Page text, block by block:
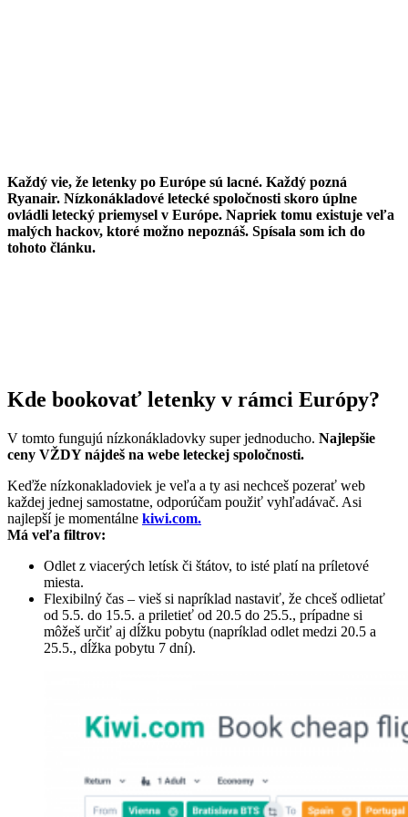
Každý vie, že letenky po Európe sú lacné. Každý pozná
Ryanair. Nízkonákladové letecké spoločnosti skoro úplne
ovládli letecký priemysel v Európe. Napriek tomu existuje veľa
malých hackov, ktoré možno nepoznáš. Spísala som ich do
tohoto článku.
Kde bookovať letenky v rámci Európy?
V tomto fungujú nízkonákladovky super jednoducho. Najlepšie
ceny VŽDY nájdeš na webe leteckej spoločnosti.
Keďže nízkonakladoviek je veľa a ty asi nechceš pozerať web
každej jednej samostatne, odporúčam použiť vyhľadávač. Asi
najlepší je momentálne kiwi.com.
Má veľa filtrov:
Odlet z viacerých letísk či štátov, to isté platí na príletové
miesta.
Flexibilný čas – vieš si napríklad nastaviť, že chceš odlietať
od 5.5. do 15.5. a priletieť od 20.5 do 25.5., prípadne si
môžeš určiť aj dĺžku pobytu (napríklad odlet medzi 20.5 a
25.5., dĺžka pobytu 7 dní).